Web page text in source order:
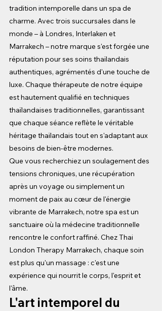
tradition intemporelle dans un spa de
charme. Avec trois succursales dans le
monde – à Londres, Interlaken et
Marrakech – notre marque s'est forgée une
réputation pour ses soins thaïlandais
authentiques, agrémentés d'une touche de
luxe. Chaque thérapeute de notre équipe
est hautement qualifié en techniques
thaïlandaises traditionnelles, garantissant
que chaque séance reflète le véritable
héritage thaïlandais tout en s'adaptant aux
besoins de bien-être modernes.
Que vous recherchiez un soulagement des
tensions chroniques, une récupération
après un voyage ou simplement un
moment de paix au cœur de l'énergie
vibrante de Marrakech, notre spa est un
sanctuaire où la médecine traditionnelle
rencontre le confort raffiné. Chez Thai
London Therapy Marrakech, chaque soin
est plus qu'un massage : c'est une
expérience qui nourrit le corps, l'esprit et
l'âme.
L'art intemporel du